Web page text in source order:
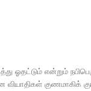
ஓதட்டும் என்றும்
குணமாகிக்